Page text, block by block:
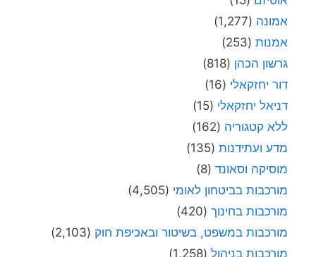
אמונה (1,277)
אמנות (253)
גרשון הכהן (818)
דור יחזקאלי (16)
דניאל יחזקאלי (15)
ללא קטגוריה (162)
מדע ועתידנות (135)
מוסיקה וסאונד (8)
מורכבות בביטחון לאומי (4,505)
מורכבות בחינוך (420)
מורכבות במשפט, בשיטור ובאכיפת חוק (2,103)
מורכבות בניהול (1,258)